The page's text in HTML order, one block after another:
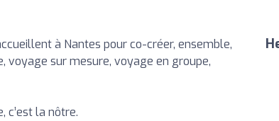
à Nantes pour co-créer, ensemble,
voyage sur mesure, voyage en groupe,
c’est la nôtre.